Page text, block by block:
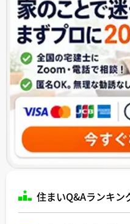
住まいQ&Aランキン